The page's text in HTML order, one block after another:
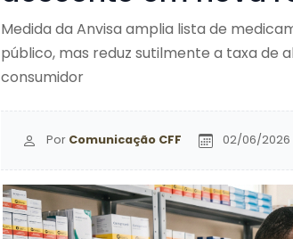
Medida da Anvisa amplia lista de
público, mas reduz sutilmente a taxa de
consumidor
Por Comunicação CFF 02/06/2026